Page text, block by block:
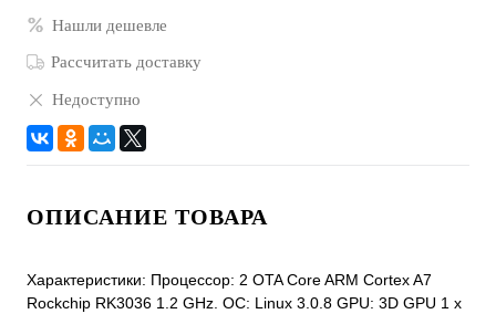
Нашли дешевле
Рассчитать доставку
Недоступно
ОПИСАНИЕ ТОВАРА
Характеристики: Процессор: 2 OTA Core ARM Cortex A7
Rockchip RK3036 1.2 GHz. ОС: Linux 3.0.8 GPU: 3D GPU 1 x